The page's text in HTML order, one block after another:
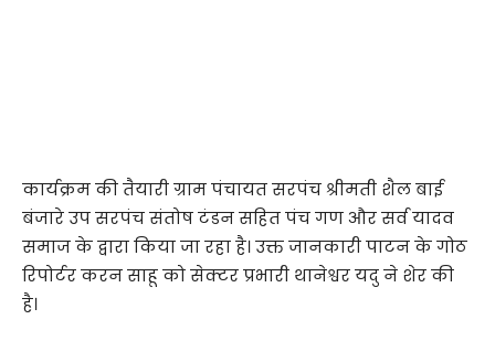
कार्यक्रम की तैयारी ग्राम पंचायत सरपंच श्रीमती शैल बाई
बंजारे उप सरपंच संतोष टंडन सहित पंच गण और सर्व यादव
समाज के द्वारा किया जा रहा है। उक्त जानकारी पाटन के गोठ
रिपोर्टर करन साहू को सेक्टर प्रभारी थानेश्वर यदु ने शेर की
है।